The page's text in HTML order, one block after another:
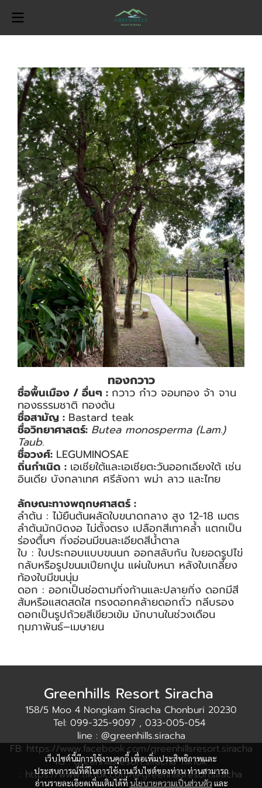
ทองกวาว
ชื่อพื้นเมือง / อื่นๆ : กวาว ก๋าว จอมทอง จ้า จาน
ทองธรรมชาติ ทองต้น
ชื่อสามัญ : Bastard teak
ชื่อวิทยาศาสตร์: Butea monosperma (Lam.)
Taub.
ชื่อวงศ์: LEGUMINOSAE
ถิ่นกำเนิด : เอเชียใต้และเอเชียตะวันออกเฉียงใต้ เช่น
อินเดีย บังกลาเทศ ศรีลังกา พม่า ลาว และไทย
ลักษณะทางพฤกษศาสตร์ :
ลำต้น : ไม้ยืนต้นผลัดใบขนาดกลาง สูง 12-18 เมตร
ลำต้นมักบิดงอ ไม่ตั้งตรง เปลือกสีเทาคล้ำ แตกเป็น
ร่องตื้นๆ กิ่งอ่อนมีขนละเอียดสีน้ำตาล
ใบ : ใบประกอบแบบขนนก ออกสลับกัน ใบยอดรูปไข่
กลับหรือรูปขนมเปียกปูน แผ่นใบหนา หลังใบเกลี้ยง
ท้องใบมีขนนุ่ม
ดอก : ออกเป็นช่อตามกิ่งก้านและปลายกิ่ง ดอกมีสี
ส้มหรือแสดสดใส ทรงดอกคล้ายดอกถั่ว กลีบรอง
ดอกเป็นรูปถ้วยสีเขียวเข้ม มักบานในช่วงเดือน
กุมภาพันธ์–เมษายน
เว็บไซต์นี้มีการใช้งานคุกกี้ เพื่อเพิ่มประสิทธิภาพและ
ประสบการณ์ที่ดีในการใช้งานเว็บไซต์ของท่าน ท่านสามารถ
อ่านรายละเอียดเพิ่มเติมได้ที่ นโยบายความเป็นส่วนตัว และ
Greenhills Resort Siracha
158/5 Moo 4 Nongkam Siracha Chonburi 20230
Tel: 099-325-9097 , 033-005-054
line : @greenhills.siracha
FB: https://www.facebook.com/greenhillsresort.siracha
IG : greenhillsresort.siracha TikTok
: https://www.tiktok.com/@greenhillsresortsiracha